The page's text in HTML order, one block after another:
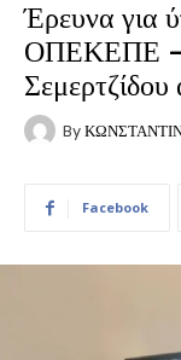
Έρευνα για
ΟΠΕΚΕΠΕ –
By
Facebook